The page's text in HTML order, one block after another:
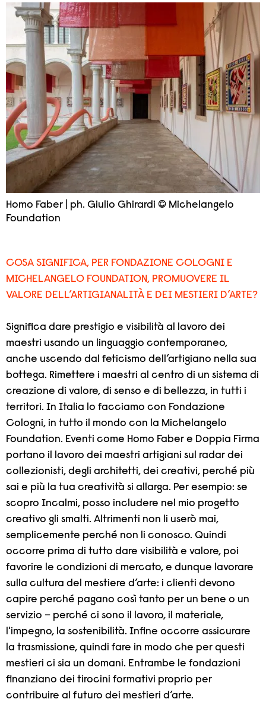
Homo Faber | ph. Giulio Ghirardi © Michelangelo
Foundation
COSA SIGNIFICA, PER FONDAZIONE COLOGNI E
MICHELANGELO FOUNDATION, PROMUOVERE IL
VALORE DELL’ARTIGIANALITÀ E DEI MESTIERI D’ARTE?
Significa dare prestigio e visibilità al lavoro dei
maestri usando un linguaggio contemporaneo,
anche uscendo dal feticismo dell’artigiano nella sua
bottega. Rimettere i maestri al centro di un sistema di
creazione di valore, di senso e di bellezza, in tutti i
territori. In Italia lo facciamo con Fondazione
Cologni, in tutto il mondo con la Michelangelo
Foundation. Eventi come Homo Faber e Doppia Firma
portano il lavoro dei maestri artigiani sul radar dei
collezionisti, degli architetti, dei creativi, perché più
sai e più la tua creatività si allarga. Per esempio: se
scopro Incalmi, posso includere nel mio progetto
creativo gli smalti. Altrimenti non li userò mai,
semplicemente perché non li conosco. Quindi
occorre prima di tutto dare visibilità e valore, poi
favorire le condizioni di mercato, e dunque lavorare
sulla cultura del mestiere d’arte: i clienti devono
capire perché pagano così tanto per un bene o un
servizio – perché ci sono il lavoro, il materiale,
l'impegno, la sostenibilità. Infine occorre assicurare
la trasmissione, quindi fare in modo che per questi
mestieri ci sia un domani. Entrambe le fondazioni
finanziano dei tirocini formativi proprio per
contribuire al futuro dei mestieri d’arte.